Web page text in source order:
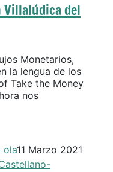
Villalúdica del
Monetarios,
la lengua de los
Take the Money
nos
ola11 Marzo 2021